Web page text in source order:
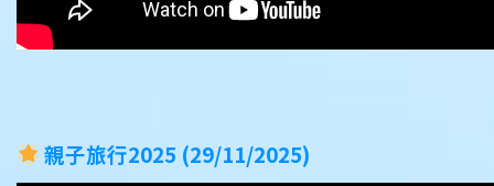
親子旅行2025 (29/11/2025)